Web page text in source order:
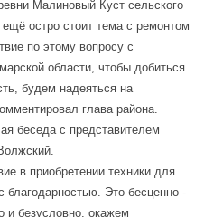
Малиновый Куст сельского
остро стоит тема с ремонтом
по этому вопросу с
области, чтобы добиться
будем надеяться на
глава района.
беседа с представителем
в приобретении техники для
Это бесценно -
и безусловно, окажем